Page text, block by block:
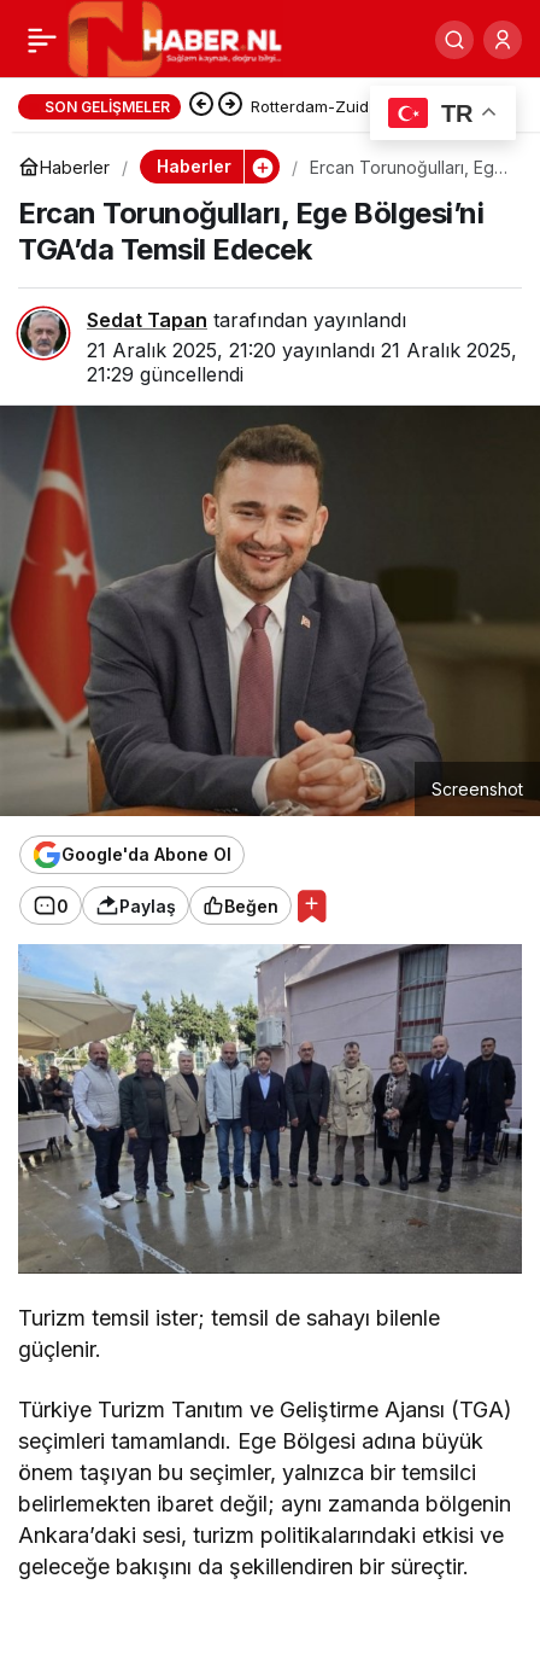
SON GELIŞMELER Rotterdam-Zuid’de İnşaat Atığı
Yangını: NL-Alert Gönderildi,
Maastunnel Trafiğe Kapatıldı
Haberler Haberler
Ercan Torunoğulları, Ege
Edecek
Ercan Torunoğulları, Ege Bölgesi’ni
TGA’da Temsil Edecek
Sedat Tapan tarafından yayınlandı
21 Aralık 2025, 21:20 yayınlandı 21 Aralık 2025,
21:29 güncellendi
Screenshot
Google'da Abone Ol
0 Paylaş Beğen
Turizm temsil ister; temsil de sahayı bilenle
güçlenir.
Türkiye Turizm Tanıtım ve Geliştirme Ajansı (TGA)
seçimleri tamamlandı. Ege Bölgesi adına büyük
önem taşıyan bu seçimler, yalnızca bir temsilci
belirlemekten ibaret değil; aynı zamanda bölgenin
Ankara’daki sesi, turizm politikalarındaki etkisi ve
geleceğe bakışını da şekillendiren bir süreçtir.
Önyargı Bilinçaltına
Kazınmış: Hollanda’da
yaşlı ayrımcılığında
Bilinçaltı ve Gerçekler
0 Paylaş
TR